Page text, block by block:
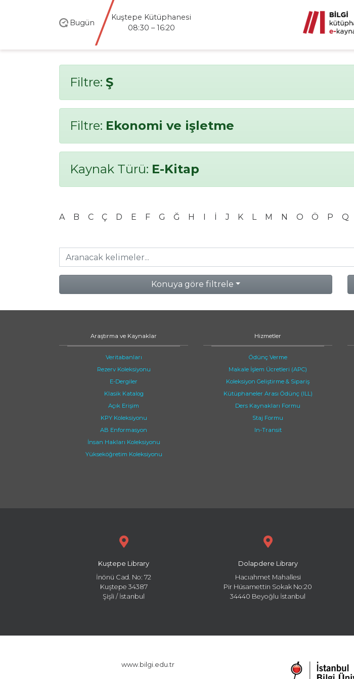
Bugün
Kuştepe Kütüphanesi
08:30 – 16:20
Filtre: Ş
Filtre: Ekonomi ve işletme
Kaynak Türü: E-Kitap
A B C Ç D E F G Ğ H I İ J K L M N O Ö P Q
Konuya göre filtrele
Araştırma ve Kaynaklar
Veritabanları
Rezerv Koleksiyonu
E-Dergiler
Klasik Katalog
Açık Erişim
KPY Koleksiyonu
AB Enformasyon
İnsan Hakları Koleksiyonu
Yükseköğretim Koleksiyonu
Hizmetler
Ödünç Verme
Makale İşlem Ücretleri (APC)
Koleksiyon Geliştirme & Sipariş
Kütüphaneler Arası Ödünç (ILL)
Ders Kaynakları Formu
Staj Formu
In-Transit
Kuştepe Library
İnönü Cad. No: 72
Kuştepe 34387
Şişli / İstanbul
Dolapdere Library
Hacıahmet Mahallesi
Pir Hüsamettin Sokak No:20
34440 Beyoğlu İstanbul
www.bilgi.edu.tr